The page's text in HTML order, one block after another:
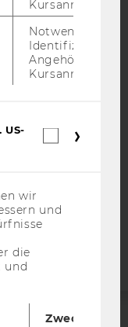
WEBSEITE
STUDIERENDE
Kursanmeldung.
Notwendig zur
Identifizierung
Angehörige/r für
Kursanmeldung.
US-
wir
und
die
und
Zweck